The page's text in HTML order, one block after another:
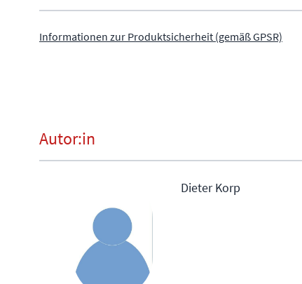
Informationen zur Produktsicherheit (gemäß GPSR)
Autor:in
Dieter Korp